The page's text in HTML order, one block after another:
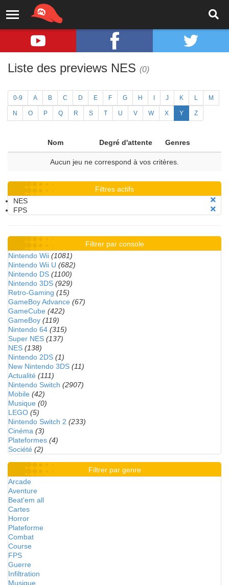
Liste des previews NES (0)
0-9 A B C D E F G H J K L M
N O P Q R S T U V W X Y Z
Nom Degré d'attente Genres
Aucun jeu ne correspond à vos critères.
Filtres actifs
NES
FPS
Filtrer par console
Nintendo Wii (1081)
Nintendo Wii U (682)
Nintendo DS (1100)
Nintendo 3DS (929)
Retro-Gaming (15)
GameBoy Advance (67)
GameCube (422)
GameBoy (119)
Nintendo 64 (315)
Super NES (137)
NES (138)
Nintendo 2DS (1)
New Nintendo 3DS (11)
Actualité (111)
Nintendo Switch (2907)
Mobile (42)
Musique (0)
LEGO (5)
Nintendo Switch 2 (233)
Cinéma (3)
Plateformes (4)
Société (2)
Filtrer par genre
Arcade
Aventure
Beat'em all
Cartes
Horror
Plateforme
Combat
Course
FPS
Guerre
Infiltration
Musique